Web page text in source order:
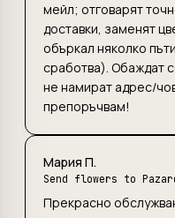
мейл; отговарят
доставки, заменят
объркал няколко
сработва). Обаждат
не намират адрес/
препоръчвам!
Мария П.
Send flowers to
Прекрасно